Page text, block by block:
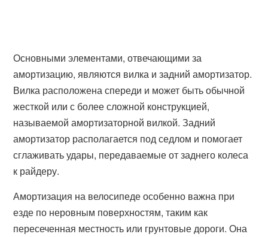
Основными элементами, отвечающими за
амортизацию, являются вилка и задний амортизатор.
Вилка расположена спереди и может быть обычной
жесткой или с более сложной конструкцией,
называемой амортизаторной вилкой. Задний
амортизатор располагается под седлом и помогает
сглаживать удары, передаваемые от заднего колеса
к райдеру.
Амортизация на велосипеде особенно важна при
езде по неровным поверхностям, таким как
пересеченная местность или грунтовые дороги. Она